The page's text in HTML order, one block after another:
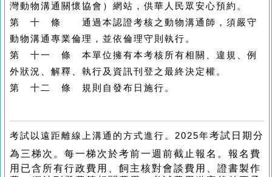
灣動物溝通關懷協會）網站，供華人民眾安心預約。
第 十 條 通過本認證考核之動物溝通師，須嚴守
動物溝通專業倫理，並依倫理守則執行。
第 十一 條 本單位擁有本考核所有相關、違規、例
外狀況、解釋、執行及資訊刊登之最終決定權。
第 十二 條 規則自發布日施行。
考試以遠距離線上溝通的方式進行。2025年考試日期分
為三梯次。 每一梯次於考前一週前截止 報名。 報名費
用已含所有行政費用、飼主核對會談費用、證書製作